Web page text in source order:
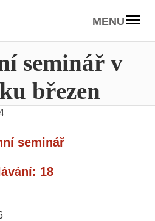
MENU
seminář v
březen
seminář
18